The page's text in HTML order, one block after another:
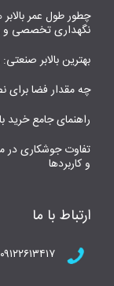
چطور طول عمر
نگهداری تخصصی و
بهترین بالابر
چه مقدار فضا برای
راهنمای جامع خرید
تفاوت جوشکاری در
و کاربردها
ارتباط با ما
۰۹۱۲۲۶۱۳۴۱۷ - ۰۹۱۹۷۹۴۱۷۴۰ - ۰۲۶-۳۶۷۰۹۹۸۵